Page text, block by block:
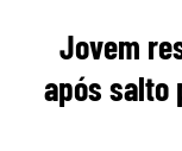
Jovem
após salto